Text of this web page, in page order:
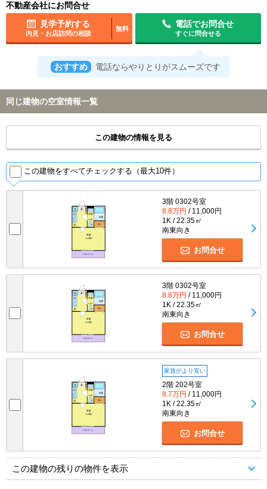
不動産会社にお問合せ
見学予約する
内見・お店訪問の相談
無料
電話でお問合せ
すぐに問合せる
おすすめ 電話ならやりとりがスムーズです
同じ建物の空室情報一覧
この建物の情報を見る
この建物をすべてチェックする（最大10件）
3階 0302号室
8.8万円 / 11,000円
1K / 22.35㎡
南東向き
お問合せ
3階 0302号室
8.8万円 / 11,000円
1K / 22.35㎡
南東向き
お問合せ
家賃がより安い
2階 202号室
8.7万円 / 11,000円
1K / 22.35㎡
南東向き
お問合せ
この建物の残りの物件を表示